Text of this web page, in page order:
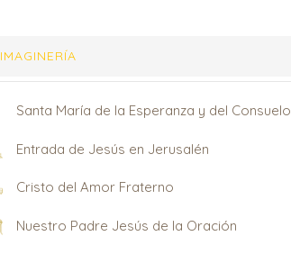
IMAGINERÍA
Santa María de la Esperanza y del Consuelo
Entrada de Jesús en Jerusalén
Cristo del Amor Fraterno
Nuestro Padre Jesús de la Oración